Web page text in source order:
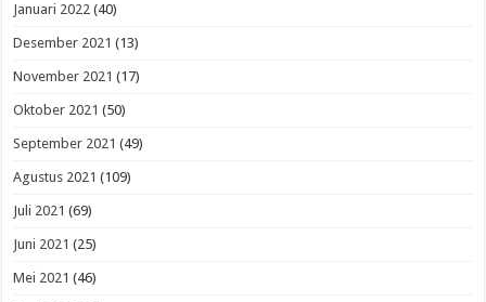
Januari 2022 (40)
Desember 2021 (13)
November 2021 (17)
Oktober 2021 (50)
September 2021 (49)
Agustus 2021 (109)
Juli 2021 (69)
Juni 2021 (25)
Mei 2021 (46)